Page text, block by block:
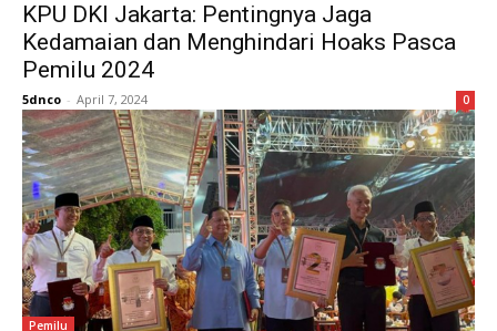
KPU DKI Jakarta: Pentingnya Jaga
Kedamaian dan Menghindari Hoaks Pasca
Pemilu 2024
5dnco - April 7, 2024 0
Pemilu